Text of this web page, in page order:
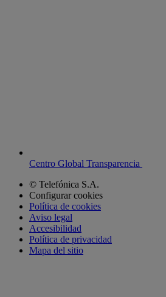
Centro Global Transparencia
© Telefónica S.A.
Configurar cookies
Política de cookies
Aviso legal
Accesibilidad
Política de privacidad
Mapa del sitio